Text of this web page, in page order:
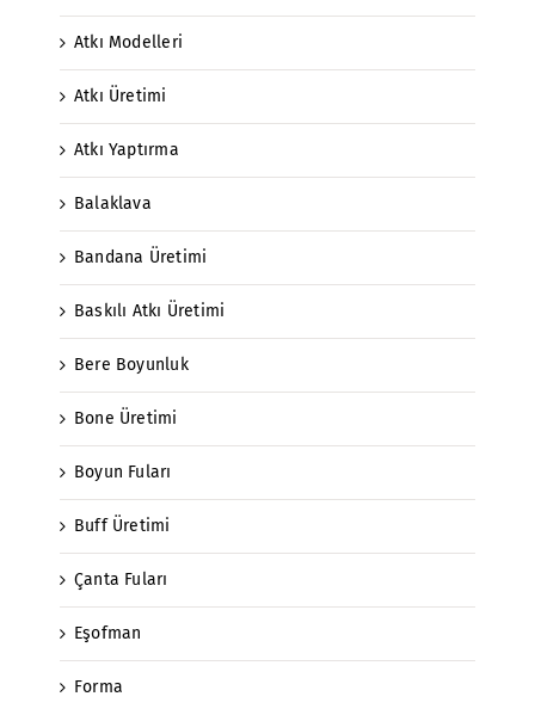
Atkı Modelleri
Atkı Üretimi
Atkı Yaptırma
Balaklava
Bandana Üretimi
Baskılı Atkı Üretimi
Bere Boyunluk
Bone Üretimi
Boyun Fuları
Buff Üretimi
Çanta Fuları
Eşofman
Forma